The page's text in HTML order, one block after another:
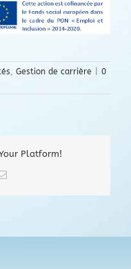
Gestion de carrière
0
Platform!
Email